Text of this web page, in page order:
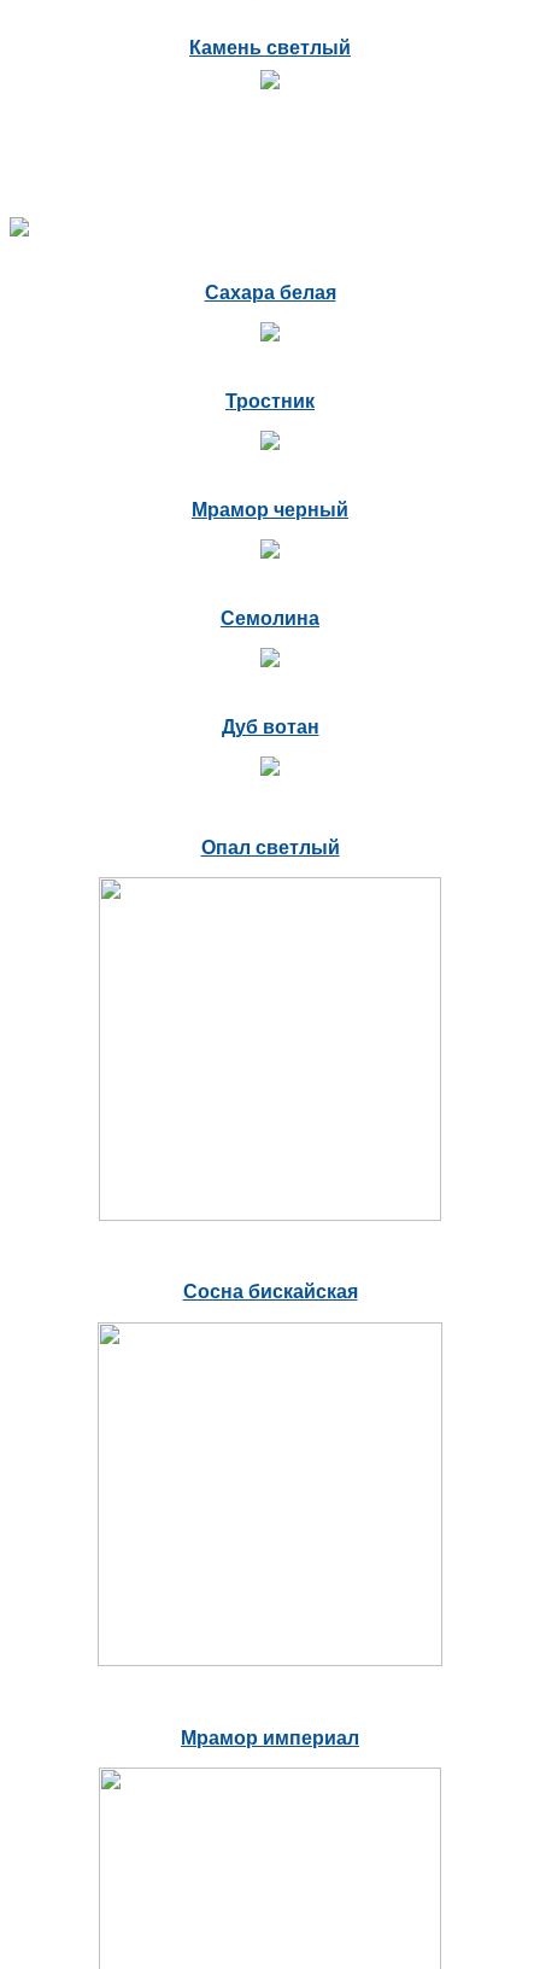
Камень светлый
Сахара белая
Тростник
Мрамор черный
Семолина
Дуб вотан
Опал светлый
Сосна бискайская
Мрамор империал